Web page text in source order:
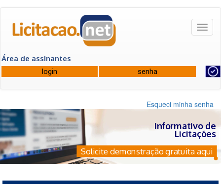
Área de assinantes
Esqueci minha senha
Informativo de
Licitações
Solicite demonstração gratuita aqui